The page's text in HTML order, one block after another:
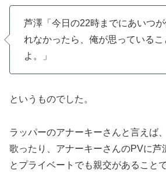
芦澤「今日の22時までにあいつ
れなかったら、俺が思っているこ
よ。」
というものでした。
ラッパーのアナーキーさんと言えば
歌ったり、アナーキーさんのPVに芦
とプライベートでも親交があること